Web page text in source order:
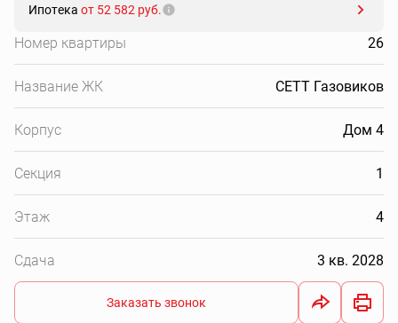
Ипотека от 52 582 руб.
Номер квартиры 26
Название ЖК СЕТТ Газовиков
Корпус Дом 4
Секция 1
Этаж 4
Сдача 3 кв. 2028
Заказать звонок